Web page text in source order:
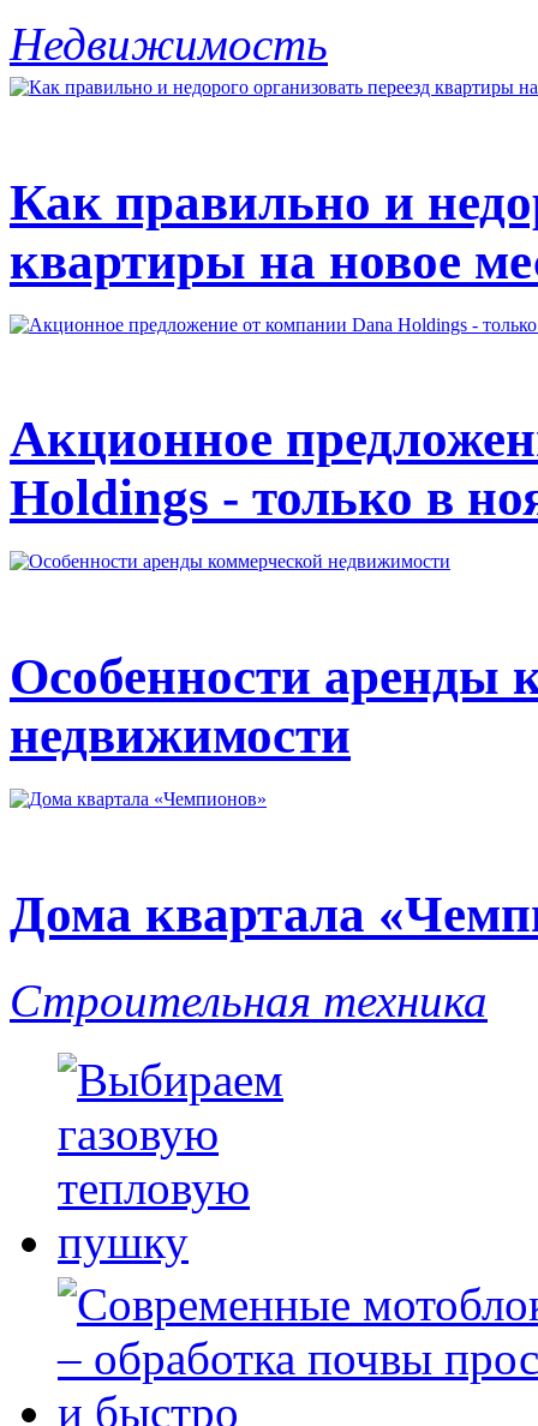
Недвижимость
Как правильно и
квартиры на новое
Акционное
Holdings - только в
Особенности аренды
недвижимости
Дома квартала
Строительная техника